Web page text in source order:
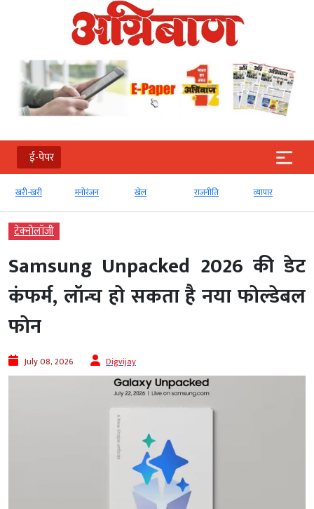
ई-पेपर
खरी-खरी मनोरंजन खेल राजनीति व्‍यापार
टेक्‍नोलॉजी
Samsung Unpacked 2026 की डेट
कंफर्म, लॉन्च हो सकता है नया फोल्डेबल
फोन
July 08, 2026 Digvijay